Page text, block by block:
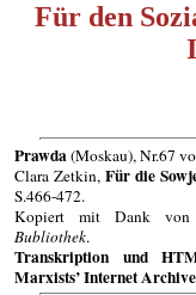
Für den
Prawda(Moskau), Nr.67
Clara Zetkin, Für die
S.466-472.
Kopiert mit Dank von
Bubliothek.
Transkription und
Marxists’ Internet Archive